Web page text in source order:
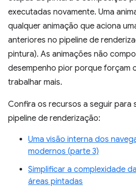
executadas novamente. Uma
qualquer animação que aciona
anteriores no pipeline de
pintura). As animações não
desempenho pior porque forçam
trabalhar mais.
Confira os recursos a seguir para
pipeline de renderização:
Uma visão interna dos
modernos (parte 3)
Simplificar a complexidade
áreas pintadas